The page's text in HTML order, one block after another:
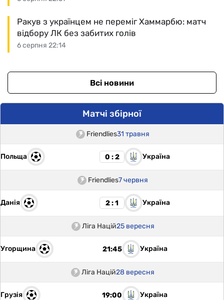
6 серпня 22:14
Ракув з українцем не переміг Хаммарбю: матч
відбору ЛК без забитих голів
Всі новини
Матчі збірної
Friendlies31 травня
Польща 0 : 2 Україна
Friendlies7 червня
Данія 2 : 1 Україна
Ліга Націй25 вересня
Угорщина 21:45 Україна
Ліга Націй28 вересня
Грузія 19:00 Україна